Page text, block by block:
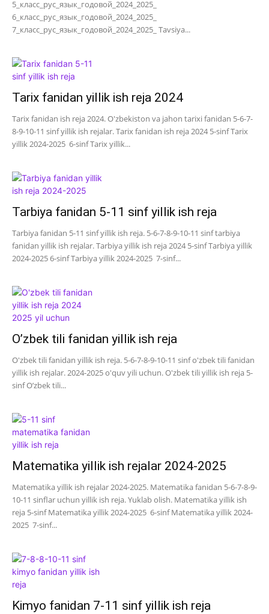
5_класс_рус_язык_годовой_2024_2025_
6_класс_рус_язык_годовой_2024_2025_
7_класс_рус_язык_годовой_2024_2025_ Tavsiya...
Tarix fanidan yillik ish reja 2024
Tarix fanidan ish reja 2024. O'zbekiston va jahon tarixi fanidan 5-6-7-
8-9-10-11 sinf yillik ish rejalar. Tarix fanidan ish reja 2024 5-sinf Tarix
yillik 2024-2025 6-sinf Tarix yillik...
Tarbiya fanidan 5-11 sinf yillik ish reja
Tarbiya fanidan 5-11 sinf yillik ish reja. 5-6-7-8-9-10-11 sinf tarbiya
fanidan yillik ish rejalar. Tarbiya yillik ish reja 2024 5-sinf Tarbiya yillik
2024-2025 6-sinf Tarbiya yillik 2024-2025 7-sinf...
O’zbek tili fanidan yillik ish reja
O'zbek tili fanidan yillik ish reja. 5-6-7-8-9-10-11 sinf o'zbek tili fanidan
yillik ish rejalar. 2024-2025 o'quv yili uchun. O'zbek tili yillik ish reja 5-
sinf O’zbek tili...
Matematika yillik ish rejalar 2024-2025
Matematika yillik ish rejalar 2024-2025. Matematika fanidan 5-6-7-8-9-
10-11 sinflar uchun yillik ish reja. Yuklab olish. Matematika yillik ish
reja 5-sinf Matematika yillik 2024-2025 6-sinf Matematika yillik 2024-
2025 7-sinf...
Kimyo fanidan 7-11 sinf yillik ish reja